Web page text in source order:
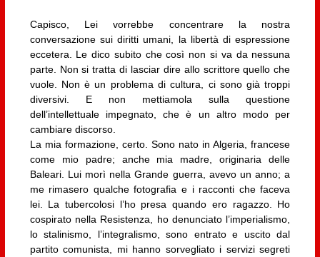
Capisco, Lei vorrebbe concentrare la nostra
conversazione sui diritti umani, la libertà di espressione
eccetera. Le dico subito che così non si va da nessuna
parte. Non si tratta di lasciar dire allo scrittore quello che
vuole. Non è un problema di cultura, ci sono già troppi
diversivi. E non mettiamola sulla questione
dell’intellettuale impegnato, che è un altro modo per
cambiare discorso.
La mia formazione, certo. Sono nato in Algeria, francese
come mio padre; anche mia madre, originaria delle
Baleari. Lui morì nella Grande guerra, avevo un anno; a
me rimasero qualche fotografia e i racconti che faceva
lei. La tubercolosi l’ho presa quando ero ragazzo. Ho
cospirato nella Resistenza, ho denunciato l’imperialismo,
lo stalinismo, l’integralismo, sono entrato e uscito dal
partito comunista, mi hanno sorvegliato i servizi segreti